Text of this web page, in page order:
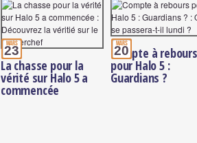
mars
23
La chasse pour la
vérité sur Halo 5 a
commencée
mars
20
Compte à rebours
pour Halo 5 :
Guardians ?